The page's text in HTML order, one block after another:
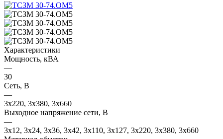
Характеристики
Мощность, кВА
—
30
Сеть, В
—
3x220, 3х380, 3x660
Выходное напряжение сети, В
—
3x12, 3x24, 3x36, 3x42, 3x110, 3x127, 3x220, 3x380, 3x660